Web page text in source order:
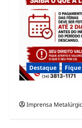
Destaque
Imprensa